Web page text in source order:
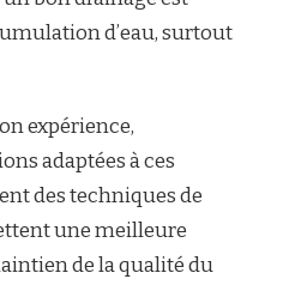
d’eau, surtout
expérience,
adaptées à ces
des techniques de
une meilleure
de la qualité du